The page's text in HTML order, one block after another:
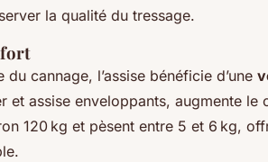
la qualité du tressage.
cannage, l’assise bénéficie d’une
et assise enveloppants, augmente
120 kg et pèsent entre 5 et 6 kg,